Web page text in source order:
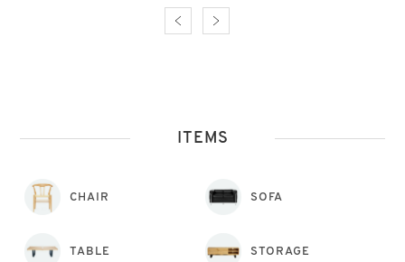
ITEMS
CHAIR SOFA
TABLE STORAGE